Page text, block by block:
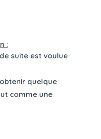
:
suite est voulue
quelque
comme une